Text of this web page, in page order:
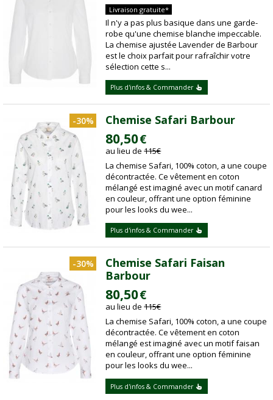
Livraison gratuite*
Il n'y a pas plus basique dans une garde-
robe qu'une chemise blanche impeccable.
La chemise ajustée Lavender de Barbour
est le choix parfait pour rafraîchir votre
sélection cette s...
Plus d'infos & Commander
-30% Chemise Safari Barbour
80,50€
au lieu de115€
La chemise Safari, 100% coton, a une coupe
décontractée. Ce vêtement en coton
mélangé est imaginé avec un motif canard
en couleur, offrant une option féminine
pour les looks du wee...
Plus d'infos & Commander
-30%
Chemise Safari Faisan
Barbour
80,50€
au lieu de115€
La chemise Safari, 100% coton, a une coupe
décontractée. Ce vêtement en coton
mélangé est imaginé avec un motif faisan
en couleur, offrant une option féminine
pour les looks du wee...
Plus d'infos & Commander